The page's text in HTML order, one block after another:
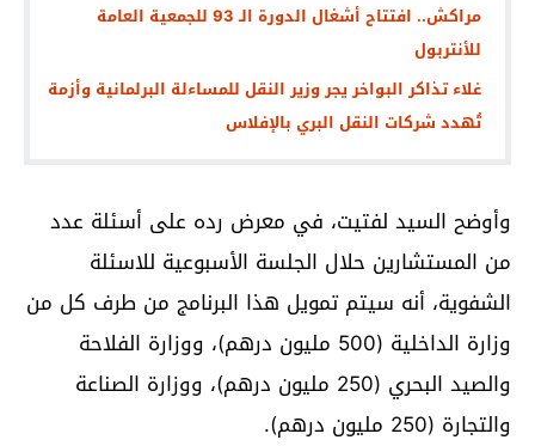
مراكش.. افتتاح أشغال الدورة الـ 93 للجمعية العامة
للأنتربول
غلاء تذاكر البواخر يجر وزير النقل للمساءلة البرلمانية وأزمة
تُهدد شركات النقل البري بالإفلاس
وأوضح السيد لفتيت، في معرض رده على أسئلة عدد
من المستشارين حلال الجلسة الأسبوعية للاسئلة
الشفوية، أنه سيتم تمويل هذا البرنامج من طرف كل من
وزارة الداخلية (500 مليون درهم)، ووزارة الفلاحة
والصيد البحري (250 مليون درهم)، ووزارة الصناعة
والتجارة (250 مليون درهم).